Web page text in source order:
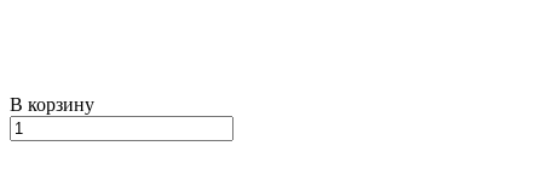
В корзину